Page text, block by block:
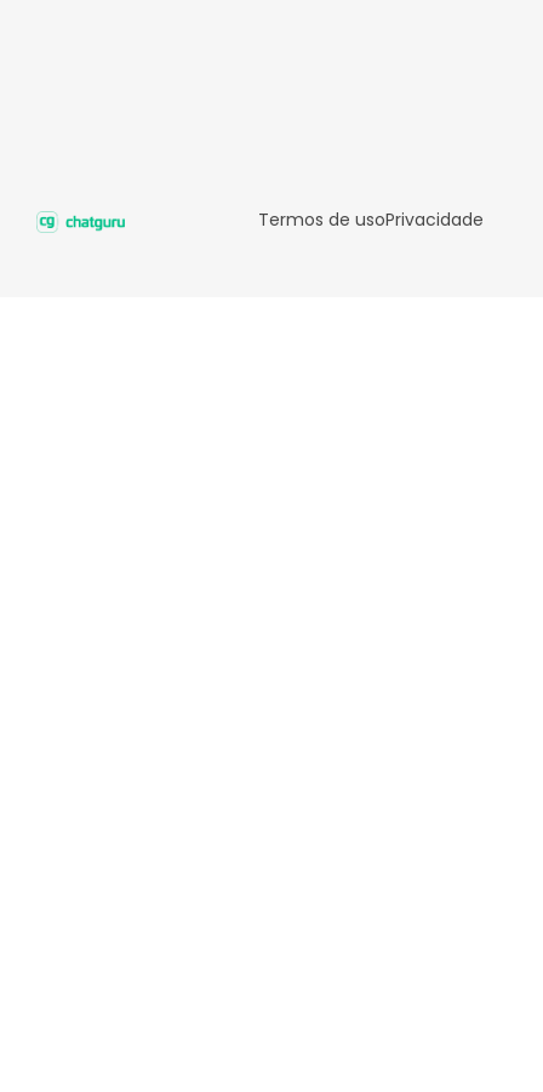
Termos de usoPrivacidade